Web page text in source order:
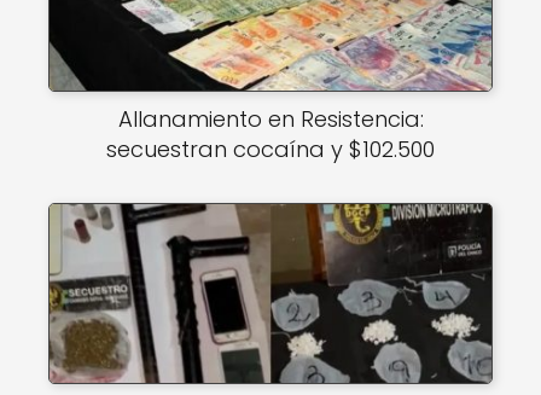
Allanamiento en Resistencia:
secuestran cocaína y $102.500